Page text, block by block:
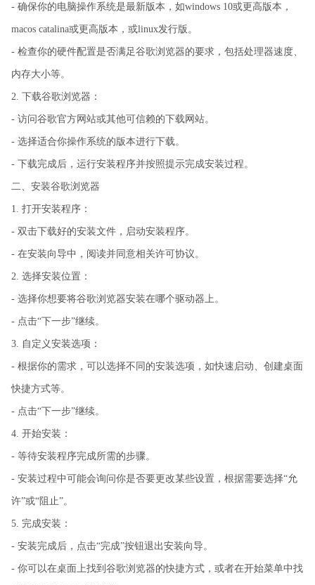
- 确保你的电脑操作系统是最新版本，如windows 10或更高版本，
macos catalina或更高版本，或linux发行版。
- 检查你的硬件配置是否满足谷歌浏览器的要求，包括处理器速度、
内存大小等。
2. 下载谷歌浏览器：
- 访问谷歌官方网站或其他可信赖的下载网站。
- 选择适合你操作系统的版本进行下载。
- 下载完成后，运行安装程序并按照提示完成安装过程。
二、安装谷歌浏览器
1. 打开安装程序：
- 双击下载好的安装文件，启动安装程序。
- 在安装向导中，阅读并同意相关许可协议。
2. 选择安装位置：
- 选择你想要将谷歌浏览器安装在哪个驱动器上。
- 点击“下一步”继续。
3. 自定义安装选项：
- 根据你的需求，可以选择不同的安装选项，如快速启动、创建桌面
快捷方式等。
- 点击“下一步”继续。
4. 开始安装：
- 等待安装程序完成所需的步骤。
- 安装过程中可能会询问你是否要更改某些设置，根据需要选择“允
许”或“阻止”。
5. 完成安装：
- 安装完成后，点击“完成”按钮退出安装向导。
- 你可以在桌面上找到谷歌浏览器的快捷方式，或者在开始菜单中找